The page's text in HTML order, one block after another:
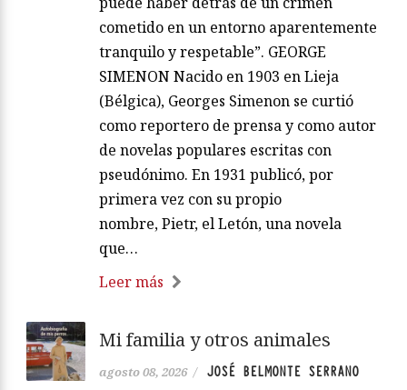
cometido en un entorno aparentemente
tranquilo y respetable”. GEORGE
SIMENON Nacido en 1903 en Lieja
(Bélgica), Georges Simenon se curtió
como reportero de prensa y como autor
de novelas populares escritas con
pseudónimo. En 1931 publicó, por
primera vez con su propio
nombre, Pietr, el Letón, una novela
que…
Leer más
Mi familia y otros animales
agosto 08, 2026 / JOSÉ BELMONTE SERRANO